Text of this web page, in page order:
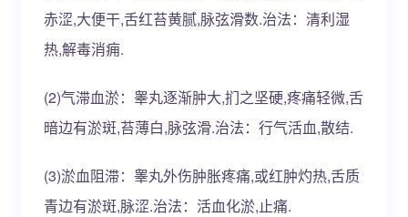
赤涩,大便干,舌红苔黄腻,脉弦滑数.治法：清利湿
热,解毒消痈.
(2)气滞血淤：睾丸逐渐肿大,扪之坚硬,疼痛轻微,舌
暗边有淤斑,苔薄白,脉弦滑.治法：行气活血,散结.
(3)淤血阻滞：睾丸外伤肿胀疼痛,或红肿灼热,舌质
青边有淤斑,脉涩.治法：活血化淤,止痛.